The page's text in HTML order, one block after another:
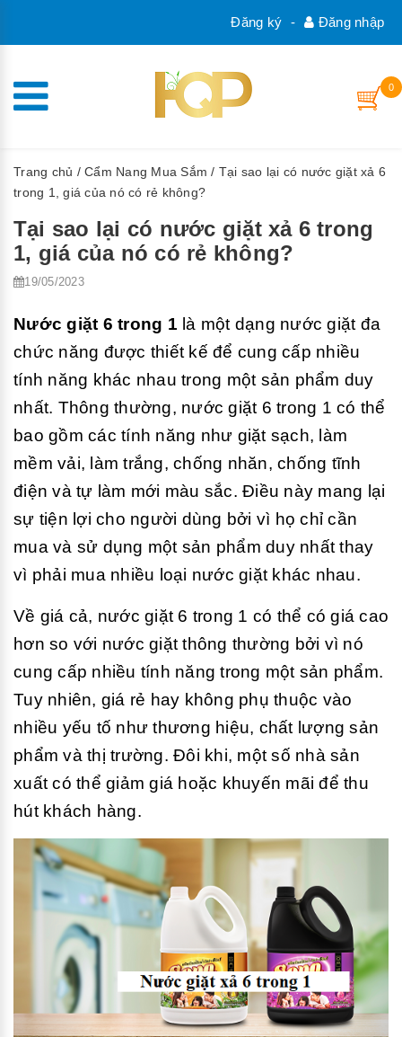
Đăng nhập
-
Đăng ký
0
Trang chủ / Cẩm Nang Mua Sắm / Tại sao lại có nước giặt xả 6
trong 1, giá của nó có rẻ không?
Tại sao lại có nước giặt xả 6 trong
1, giá của nó có rẻ không?
19/05/2023
Nước giặt 6 trong 1 là một dạng nước giặt đa
chức năng được thiết kế để cung cấp nhiều
tính năng khác nhau trong một sản phẩm duy
nhất. Thông thường, nước giặt 6 trong 1 có thể
bao gồm các tính năng như giặt sạch, làm
mềm vải, làm trắng, chống nhăn, chống tĩnh
điện và tự làm mới màu sắc. Điều này mang lại
sự tiện lợi cho người dùng bởi vì họ chỉ cần
mua và sử dụng một sản phẩm duy nhất thay
vì phải mua nhiều loại nước giặt khác nhau.
Về giá cả, nước giặt 6 trong 1 có thể có giá cao
hơn so với nước giặt thông thường bởi vì nó
cung cấp nhiều tính năng trong một sản phẩm.
Tuy nhiên, giá rẻ hay không phụ thuộc vào
nhiều yếu tố như thương hiệu, chất lượng sản
phẩm và thị trường. Đôi khi, một số nhà sản
xuất có thể giảm giá hoặc khuyến mãi để thu
hút khách hàng.